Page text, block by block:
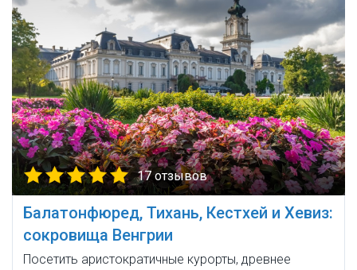
17 отзывов
Балатонфюред, Тихань, Кестхей и Хевиз:
сокровища Венгрии
Посетить аристократичные курорты, древнее